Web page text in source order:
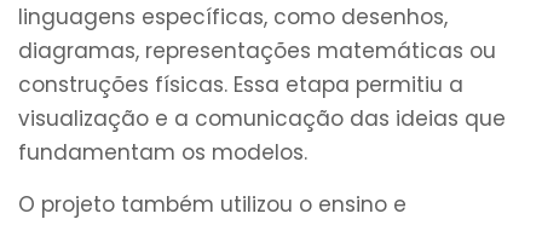
linguagens específicas, como desenhos,
diagramas, representações matemáticas ou
construções físicas. Essa etapa permitiu a
visualização e a comunicação das ideias que
fundamentam os modelos.
O projeto também utilizou o ensino e